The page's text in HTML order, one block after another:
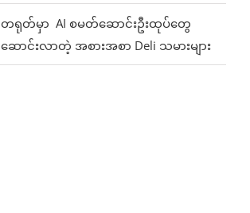
တရုတ်မှာ AI စမတ်ဆောင်းဦးထုပ်တွေ
ဆောင်းလာတဲ့ အစားအစာ Deli သမားများ